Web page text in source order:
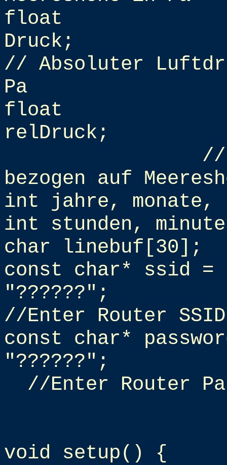
float
Druck;
// Absoluter
Pa
float
relDruck;
//
bezogen auf
int jahre, monate,
int stunden,
char linebuf[30];
const char*
"??????";
//Enter Router
const char*
"??????";
//Enter Router
void setup() {